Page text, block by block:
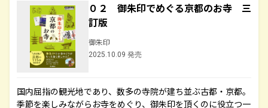
０２ 御朱印でめぐる京都のお寺 三
訂版
御朱印
2025.10.09 発売
国内屈指の観光地であり、数多の寺院が建ち並ぶ古都・京都。
季節を楽しみながらお寺をめぐり、御朱印を頂くのに役立つ一